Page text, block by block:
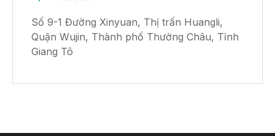
Số 9-1 Đường Xinyuan, Thị trấn Huangli,
Quận Wujin, Thành phố Thường Châu, Tỉnh
Giang Tô